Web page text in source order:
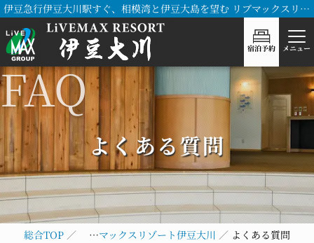
伊豆急行伊豆大川駅すぐ、相模湾と伊豆大島を望む リブマックスリゾート伊豆大川
宿泊予約 メニュー
よくある質問
総合TOP リブマックスリゾート伊豆大川 よくある質問